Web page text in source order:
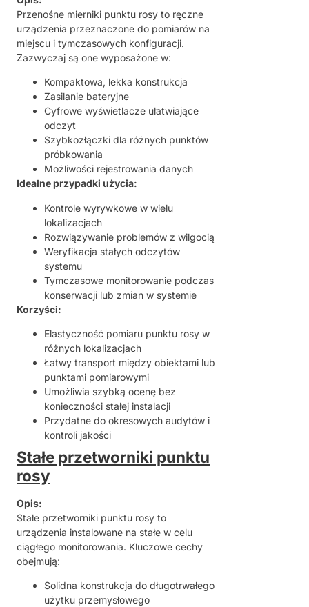
Przenośne mierniki punktu rosy to ręczne
urządzenia przeznaczone do pomiarów na
miejscu i tymczasowych konfiguracji.
Zazwyczaj są one wyposażone w:
Kompaktowa, lekka konstrukcja
Zasilanie bateryjne
Cyfrowe wyświetlacze ułatwiające
odczyt
Szybkozłączki dla różnych punktów
próbkowania
Możliwości rejestrowania danych
Idealne przypadki użycia:
Kontrole wyrywkowe w wielu
lokalizacjach
Rozwiązywanie problemów z wilgocią
Weryfikacja stałych odczytów
systemu
Tymczasowe monitorowanie podczas
konserwacji lub zmian w systemie
Korzyści:
Elastyczność pomiaru punktu rosy w
różnych lokalizacjach
Łatwy transport między obiektami lub
punktami pomiarowymi
Umożliwia szybką ocenę bez
konieczności stałej instalacji
Przydatne do okresowych audytów i
kontroli jakości
Stałe przetworniki punktu
rosy
Opis:
Stałe przetworniki punktu rosy to
urządzenia instalowane na stałe w celu
ciągłego monitorowania. Kluczowe cechy
obejmują:
Solidna konstrukcja do długotrwałego
użytku przemysłowego